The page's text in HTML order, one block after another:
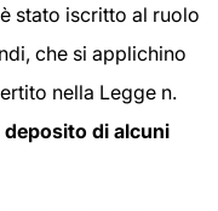
stato iscritto al ruolo
che si applichino
nella Legge n.
di alcuni